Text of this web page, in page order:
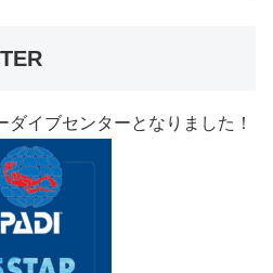
イブセンターとなりました！